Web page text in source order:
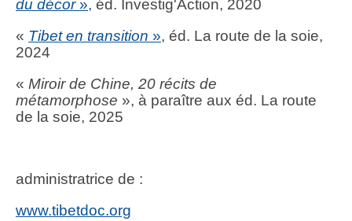
du décor», éd. Investig'Action, 2020
« Tibet en transition », éd. La route de la soie,
2024
« Miroir de Chine, 20 récits de
métamorphose », à paraître aux éd. La route
de la soie, 2025
administratrice de :
www.tibetdoc.org